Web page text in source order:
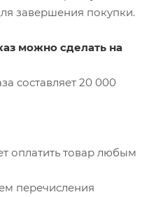
завершения покупки.
можно сделать на
составляет 20 000
оплатить товар любым
перечисления